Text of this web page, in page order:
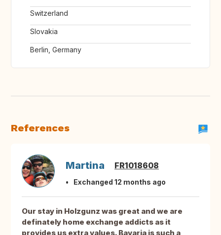
Switzerland
Slovakia
Berlin, Germany
References
Martina FR1018608
Exchanged 12 months ago
Our stay in Holzgunz was great and we are
definately home exchange addicts as it
provides us extra values. Bavaria is such a